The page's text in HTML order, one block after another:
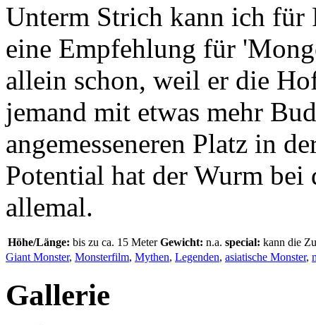
Unterm Strich kann ich für
eine Empfehlung für
allein schon, weil er die
jemand mit etwas mehr
angemesseneren Platz in
Potential hat der Wurm bei
allemal.
Höhe/Länge: bis zu ca. 15 Meter Gewicht: n.a. special: kann die
Giant Monster, Monsterfilm, Mythen, Legenden, asiatische Monster,
Gallerie